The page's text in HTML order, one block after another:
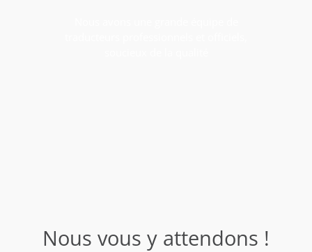
Nous vous y attendons !